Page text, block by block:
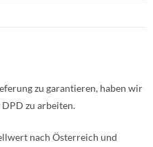
zu garantieren, haben wir
zu arbeiten.
nach Österreich und